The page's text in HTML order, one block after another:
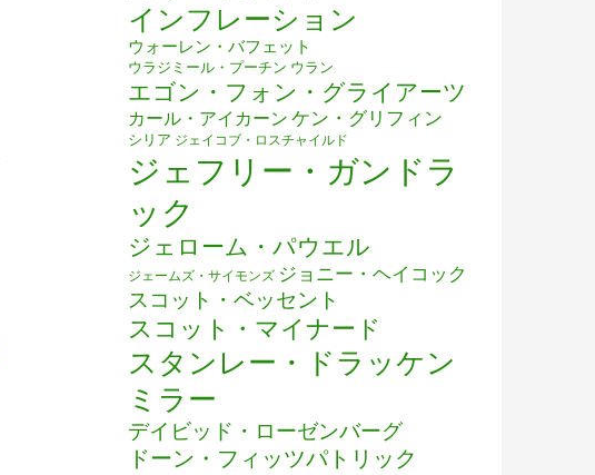
インフレーション
ウォーレン・バフェット
ウラジミール・プーチン ウラン
エゴン・フォン・グライアーツ
カール・アイカーン ケン・グリフィン
シリア ジェイコブ・ロスチャイルド
ジェフリー・ガンドラ
ック
ジェローム・パウエル
ジェームズ・サイモンズ ジョニー・ヘイコック
スコット・ベッセント
スコット・マイナード
スタンレー・ドラッケン
ミラー
デイビッド・ローゼンバーグ
ドーン・フィッツパトリック